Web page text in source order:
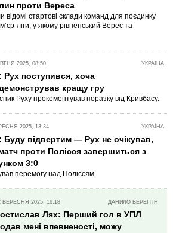
проти Вереса
відомі стартові склади команд для поєдинку
ліги, у якому рівненський Верес та
УКРАЇНА
2025, 08:50
Рух поступився, хоча
кращу гру
Руху прокоментував поразку від Кривбасу.
УКРАЇНА
2025, 13:34
Буду відвертим — Рух не очікував,
проти Полісся завершиться з
3:0
перемогу над Поліссям.
ДАНИЛО ВЕРЕІТІН
ВЕРЕСНЯ 2025, 16:18
Лях: Перший гол в УПЛ
мені впевненості, можу